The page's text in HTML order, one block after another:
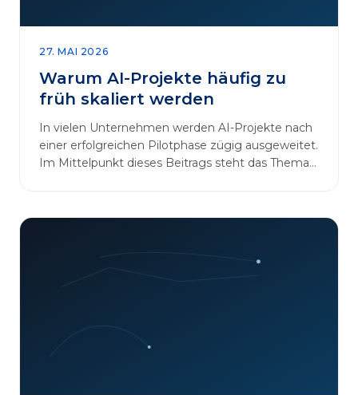
27. MAI 2026
Warum AI-Projekte häufig zu
früh skaliert werden
In vielen Unternehmen werden AI-Projekte nach
einer erfolgreichen Pilotphase zügig ausgeweitet.
Im Mittelpunkt dieses Beitrags steht das Thema